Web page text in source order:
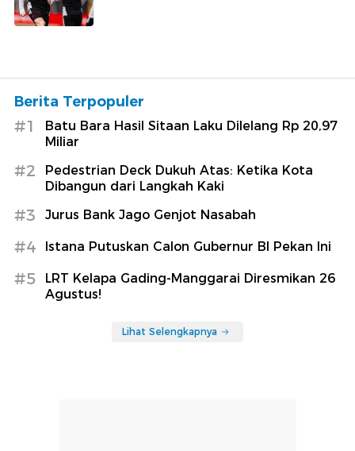
Berita Terpopuler
#1
Batu Bara Hasil Sitaan Laku Dilelang Rp 20,97
Miliar
#2
Pedestrian Deck Dukuh Atas: Ketika Kota
Dibangun dari Langkah Kaki
#3 Jurus Bank Jago Genjot Nasabah
#4 Istana Putuskan Calon Gubernur BI Pekan Ini
#5
LRT Kelapa Gading-Manggarai Diresmikan 26
Agustus!
Lihat Selengkapnya